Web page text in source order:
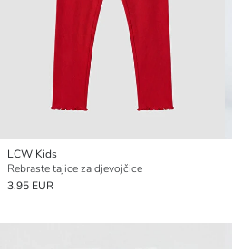
LCW Kids
Rebraste tajice za djevojčice
3.95 EUR